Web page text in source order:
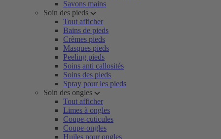
Savons mains
Soin des pieds
Tout afficher
Bains de pieds
Crèmes pieds
Masques pieds
Peeling pieds
Soins anti callosités
Soins des pieds
Spray pour les pieds
Soin des ongles
Tout afficher
Limes à ongles
Coupe-cuticules
Coupe-ongles
Huiles pour ongles